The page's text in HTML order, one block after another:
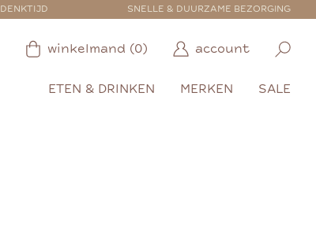
SNELLE & DUURZAME BEZORGING
winkelmand (0) account
ETEN & DRINKEN MERKEN SALE